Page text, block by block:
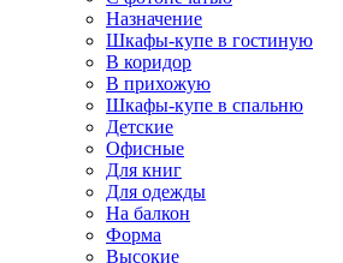
Назначение
Шкафы-купе в гостиную
В коридор
В прихожую
Шкафы-купе в спальню
Детские
Офисные
Для книг
Для одежды
На балкон
Форма
Высокие